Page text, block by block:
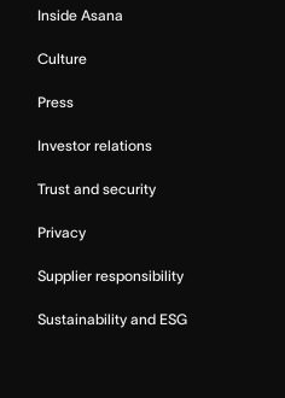
Inside Asana
Culture
Press
Investor relations
Trust and security
Privacy
Supplier responsibility
Sustainability and ESG